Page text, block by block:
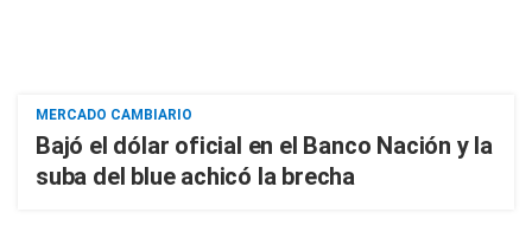
MERCADO CAMBIARIO
Bajó el dólar oficial en el Banco Nación y la
suba del blue achicó la brecha